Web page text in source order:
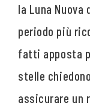
la Luna
periodo più
fatti apposta
stelle
assicurare un